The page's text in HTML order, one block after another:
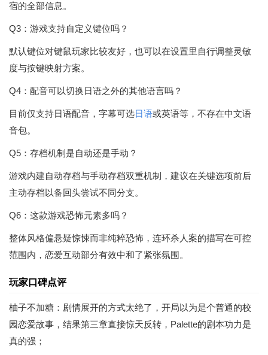
宿的全部信息。
Q3：游戏支持自定义键位吗？
默认键位对键鼠玩家比较友好，也可以在设置里自行调整灵敏
度与按键映射方案。
Q4：配音可以切换日语之外的其他语言吗？
目前仅支持日语配音，字幕可选日语或英语等，不存在中文语
音包。
Q5：存档机制是自动还是手动？
游戏内建自动存档与手动存档双重机制，建议在关键选项前后
主动存档以备回头尝试不同分支。
Q6：这款游戏恐怖元素多吗？
整体风格偏悬疑惊悚而非纯粹恐怖，连环杀人案的描写在可控
范围内，恋爱互动部分有效中和了紧张氛围。
玩家口碑点评
柚子不加糖：剧情展开的方式太绝了，开局以为是个普通的校
园恋爱故事，结果第三章直接惊天反转，Palette的剧本功力是
真的强；